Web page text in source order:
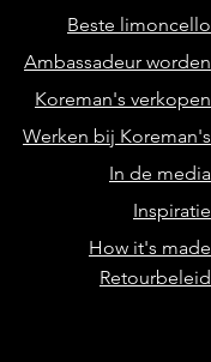
Beste limoncello
Ambassadeur worden
Koreman's verkopen
Werken bij Koreman's
In de media
Inspiratie
How it's made
Retourbeleid